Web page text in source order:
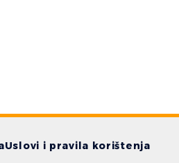
Uslovi i pravila korištenja